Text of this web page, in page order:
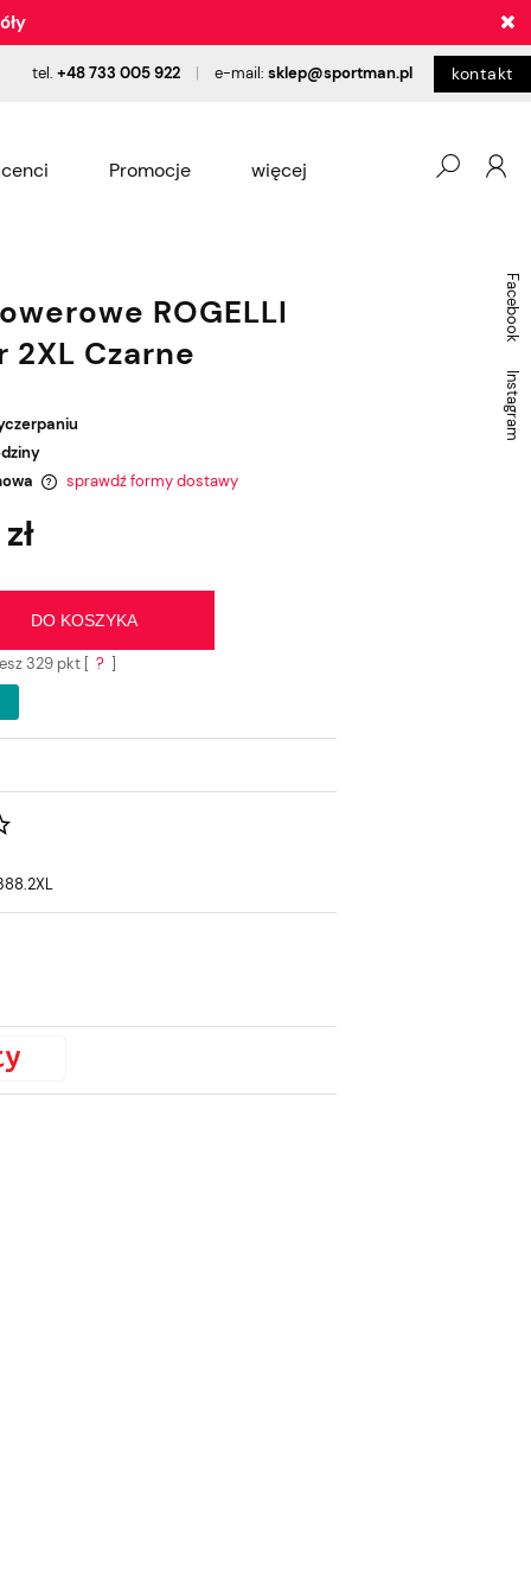
tel.+48 733 005 922 | e-mail:sklep@sportman.pl kontakt
Promocje więcej
Facebook
Instagram
ROGELLI
2XL Czarne
sprawdź formy dostawy
DO KOSZYKA
329 pkt [ ? ]